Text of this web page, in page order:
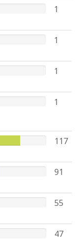
1
1
1
1
117
91
55
47